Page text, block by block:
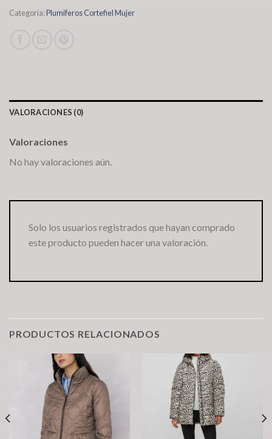
Categoría:Plumiferos Cortefiel Mujer
VALORACIONES (0)
Valoraciones
No hay valoraciones aún.
Solo los usuarios registrados que hayan comprado
este producto pueden hacer una valoración.
PRODUCTOS RELACIONADOS